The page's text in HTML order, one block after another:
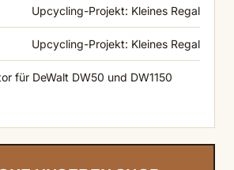
Upcycling-Projekt: Kleines Regal
Upcycling-Projekt: Kleines Regal
für DeWalt DW50 und DW1150